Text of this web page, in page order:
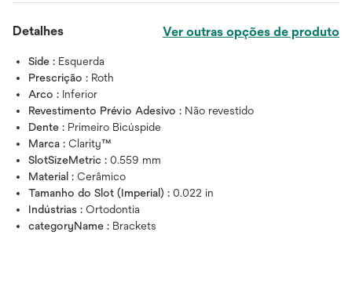
Detalhes Ver outras opções de produto
Side : Esquerda
Prescrição : Roth
Arco : Inferior
Revestimento Prévio Adesivo : Não revestido
Dente : Primeiro Bicúspide
Marca : Clarity™
SlotSizeMetric : 0.559 mm
Material : Cerâmico
Tamanho do Slot (Imperial) : 0.022 in
Indústrias : Ortodontia
categoryName : Brackets